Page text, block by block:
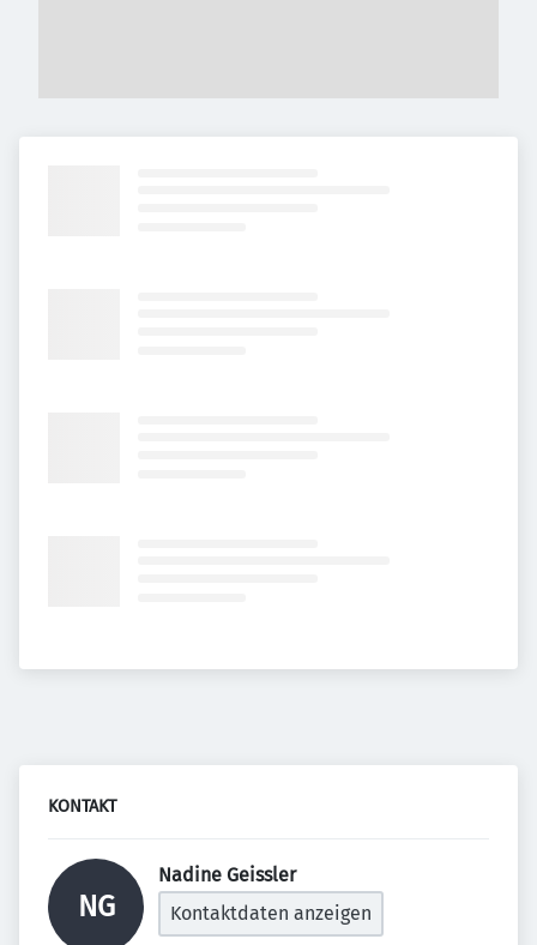
KONTAKT
NG
Nadine Geissler
Kontaktdaten anzeigen